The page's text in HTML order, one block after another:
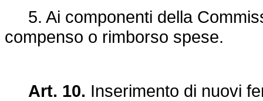
5. Ai componenti della
compenso o rimborso spese.
Art. 10. Inserimento di nuovi